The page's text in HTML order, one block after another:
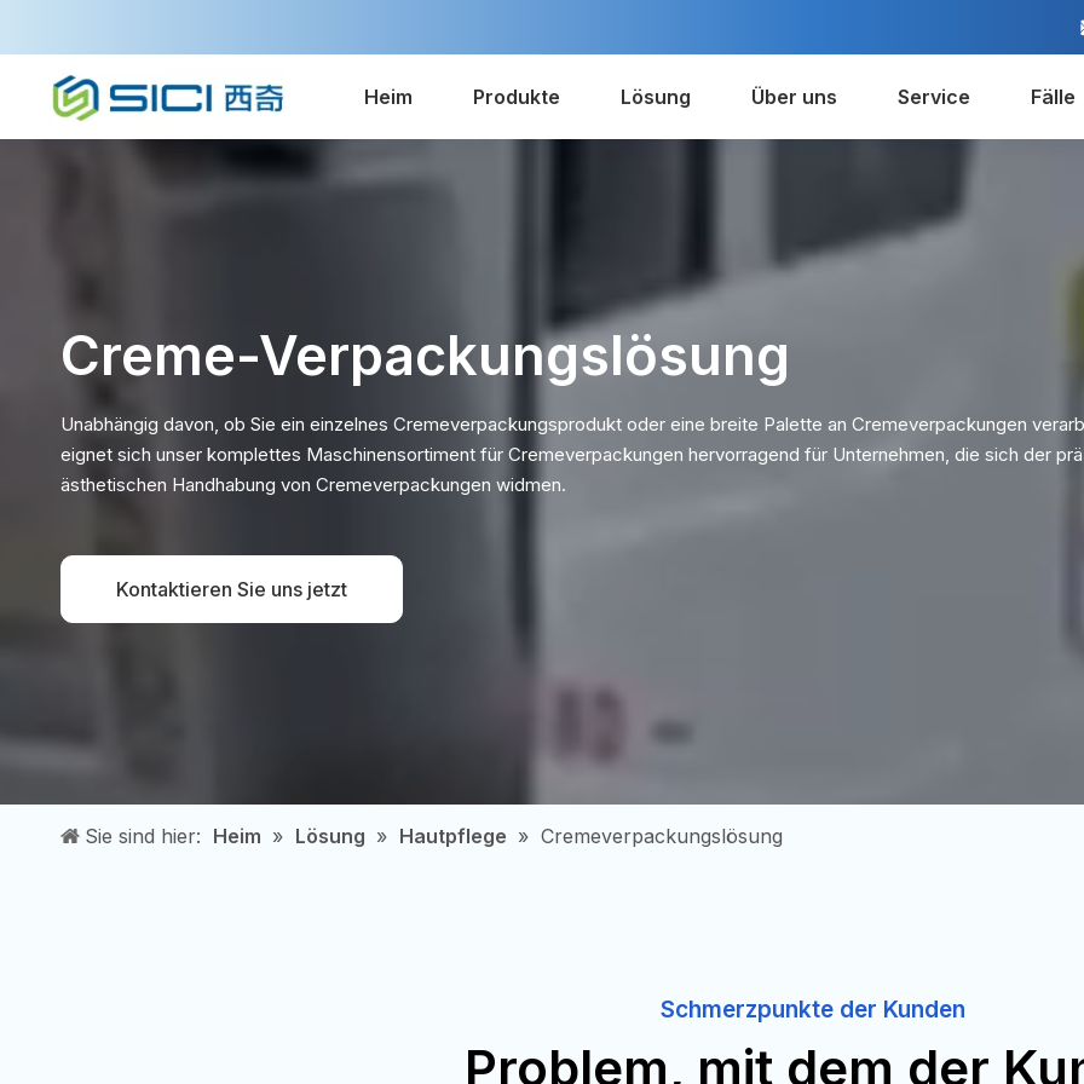
Heim Produkte Lösung Über uns Service Fälle
Creme-Verpackungslösung
Unabhängig davon, ob Sie ein einzelnes Cremeverpackungsprodukt oder eine breite Palette an Cremeverpackungen
eignet sich unser komplettes Maschinensortiment für Cremeverpackungen hervorragend für Unternehmen, die sich der
ästhetischen Handhabung von Cremeverpackungen widmen.
Kontaktieren Sie uns jetzt
Sie sind hier: Heim » Lösung » Hautpflege » Cremeverpackungslösung
Schmerzpunkte der Kunden
Problem, mit dem der